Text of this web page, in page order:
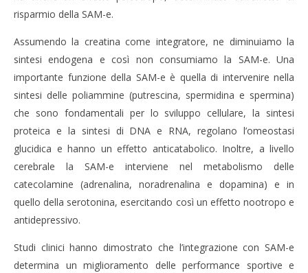
risparmio della SAM-e.
Assumendo la creatina come integratore, ne diminuiamo la
sintesi endogena e così non consumiamo la SAM-e. Una
importante funzione della SAM-e è quella di intervenire nella
sintesi delle poliammine (putrescina, spermidina e spermina)
che sono fondamentali per lo sviluppo cellulare, la sintesi
proteica e la sintesi di DNA e RNA, regolano l’omeostasi
glucidica e hanno un effetto anticatabolico. Inoltre, a livello
cerebrale la SAM-e interviene nel metabolismo delle
catecolamine (adrenalina, noradrenalina e dopamina) e in
quello della serotonina, esercitando così un effetto nootropo e
antidepressivo.
Studi clinici hanno dimostrato che l’integrazione con SAM-e
determina un miglioramento delle performance sportive e